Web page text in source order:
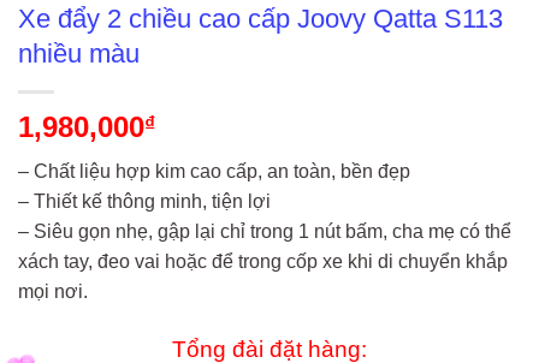
Xe đẩy 2 chiều cao cấp Joovy Qatta S113
nhiều màu
1,980,000₫
– Chất liệu hợp kim cao cấp, an toàn, bền đẹp
– Thiết kế thông minh, tiện lợi
– Siêu gọn nhẹ, gập lại chỉ trong 1 nút bấm, cha mẹ có thể
xách tay, đeo vai hoặc để trong cốp xe khi di chuyển khắp
mọi nơi.
Tổng đài đặt hàng: